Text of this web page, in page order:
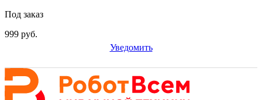
Под заказ
999 руб.
Уведомить